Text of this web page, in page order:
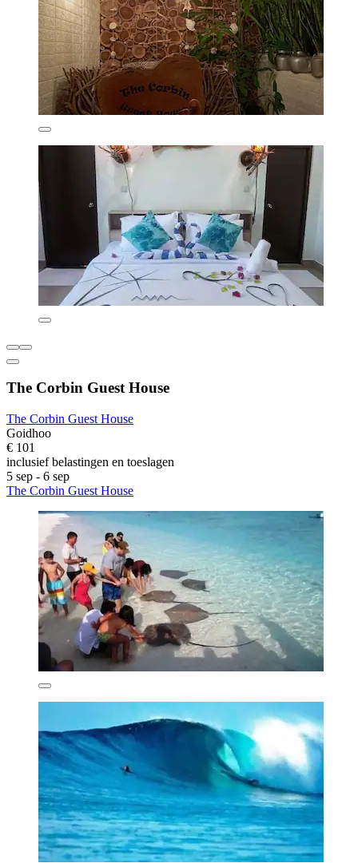
The Corbin Guest House
The Corbin Guest House
Goidhoo
€ 101
inclusief belastingen en toeslagen
5 sep - 6 sep
The Corbin Guest House